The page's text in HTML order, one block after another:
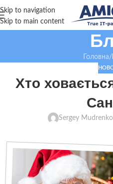
Skip to navigation
Skip to main content
Головна/
Хто
Sergey Mudrenko